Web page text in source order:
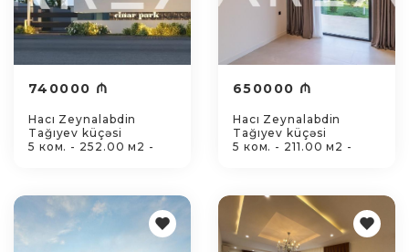
740000 ₼
Hacı Zeynalabdin
Tağıyev küçəsi
5 ком. - 252.00 м2 -
650000 ₼
Hacı Zeynalabdin
Tağıyev küçəsi
5 ком. - 211.00 м2 -